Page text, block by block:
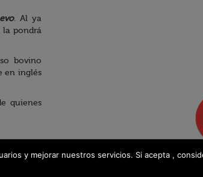
. Al ya
la pondrá
bovino
en inglés
quienes
reservados
Libro De
y mejorar nuestros servicios. Si acepta ,